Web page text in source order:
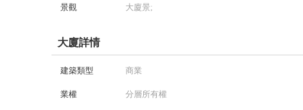
景觀 大廈景;
大廈詳情
建築類型 商業
業權 分層所有權